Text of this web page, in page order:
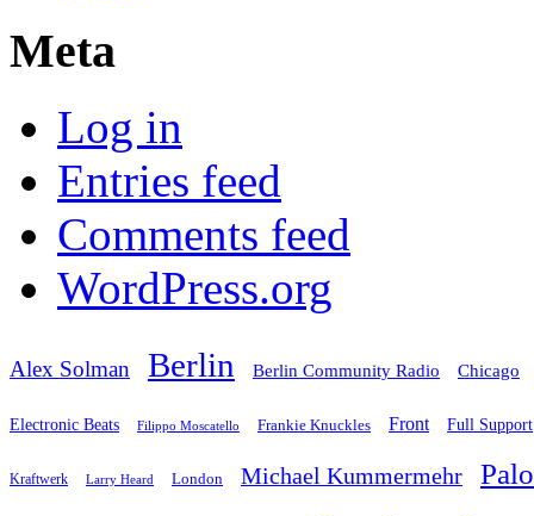
Meta
Log in
Entries feed
Comments feed
WordPress.org
Alex Solman Berlin Berlin Community Radio Chicago
Electronic Beats Filippo Moscatello Frankie Knuckles Front Full Support
Kraftwerk Larry Heard London Michael Kummermehr